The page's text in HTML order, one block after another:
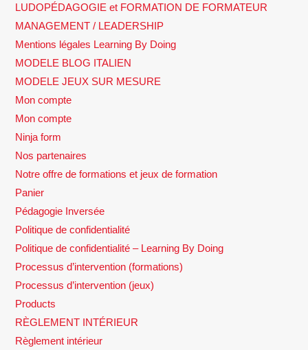
LUDOPÉDAGOGIE et FORMATION DE FORMATEUR
MANAGEMENT / LEADERSHIP
Mentions légales Learning By Doing
MODELE BLOG ITALIEN
MODELE JEUX SUR MESURE
Mon compte
Mon compte
Ninja form
Nos partenaires
Notre offre de formations et jeux de formation
Panier
Pédagogie Inversée
Politique de confidentialité
Politique de confidentialité – Learning By Doing
Processus d’intervention (formations)
Processus d’intervention (jeux)
Products
RÈGLEMENT INTÉRIEUR
Règlement intérieur